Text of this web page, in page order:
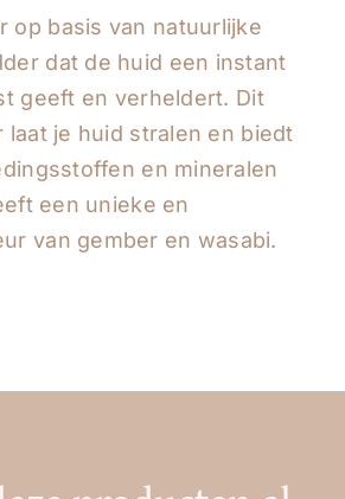
op basis van natuurlijke
dat de huid een instant
geeft en verheldert. Dit
laat je huid stralen en biedt
en mineralen
een unieke en
van gember en wasabi.